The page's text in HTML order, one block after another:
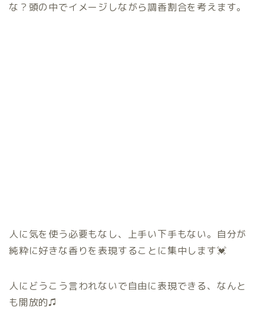
な？頭の中でイメージしながら調香割合を考えます。
人に気を使う必要もなし、上手い下手もない。自分が
純粋に好きな香りを表現することに集中します💓
人にどうこう言われないで自由に表現できる、なんと
も開放的♫